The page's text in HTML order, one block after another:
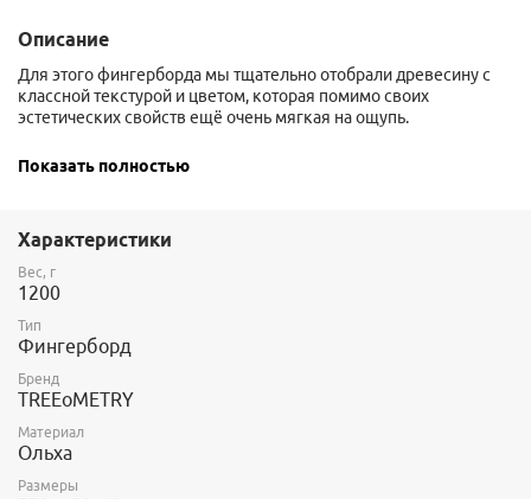
Описание
Для этого фингерборда мы тщательно отобрали древесину с
классной текстурой и цветом, которая помимо своих
эстетических свойств ещё очень мягкая на ощупь.
фингерборд можно использовать как обычный турник.
Глубина пазов четырех типов :
1. на две фаланги - 30мм
3. на половину фаланги 12мм
4. "мизер" 4мм для отчаянных скалолазов
В центральной части располагается зона пассивного хвата с
наклоном 15 градусов.
Важно: данный товар не комплектуется крепежом, его
Показать полностью
Характеристики
Вес, г
1200
Тип
Фингерборд
Бренд
TREEoMETRY
Материал
Ольха
Размеры